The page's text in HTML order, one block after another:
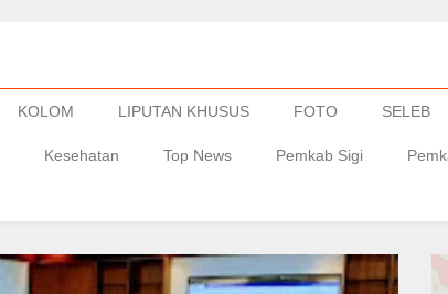
KOLOM LIPUTAN KHUSUS FOTO SELEB
Kesehatan Top News Pemkab Sigi